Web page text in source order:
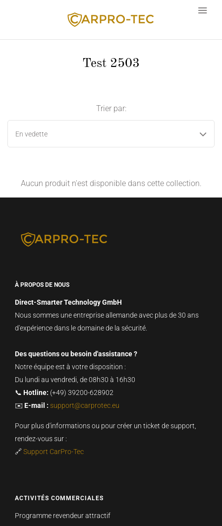
Test 2503
Trier par:
En vedette
Aucun produit n'est disponible dans cette collection.
À PROPOS DE NOUS
Direct-Smarter Technology GmbH
Nous sommes une entreprise allemande avec plus de 30 ans
d'expérience dans le domaine de la sécurité.
Des questions ou besoin d'assistance ?
Notre équipe est à votre disposition :
Du lundi au vendredi, de 08h30 à 16h30
📞 Hotline: (+49) 39200-628902
✉️ E-mail : support@carprotec.eu
Pour plus d'informations ou pour créer un ticket de support,
rendez-vous sur :
🔗Support CarPro-Tec
ACTIVITÉS COMMERCIALES
Programme revendeur attractif